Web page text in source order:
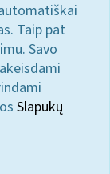
Taip pat
Savo
Slapukų